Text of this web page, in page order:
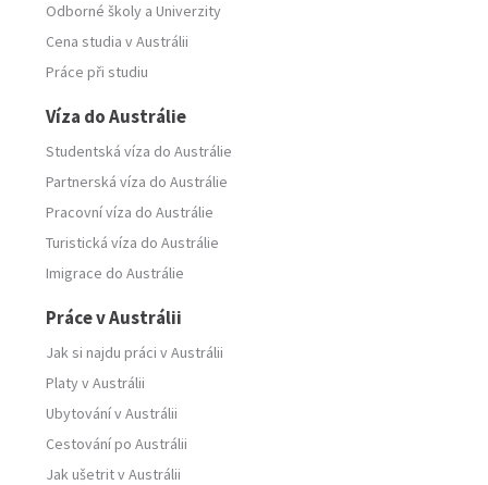
Odborné školy aUniverzity
Cena studia v Austrálii
Práce při studiu
Víza do Austrálie
Studentská víza do Austrálie
Partnerská víza do Austrálie
Pracovní víza do Austrálie
Turistická víza do Austrálie
Imigrace do Austrálie
Práce v Austrálii
Jak si najdu práci v Austrálii
Platy v Austrálii
Ubytování v Austrálii
Cestování po Austrálii
Jak ušetrit v Austrálii